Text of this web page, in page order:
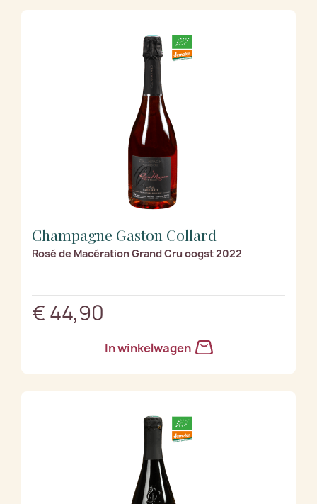
Champagne Gaston Collard
Rosé de Macération Grand Cru oogst 2022
€ 44,90
In winkelwagen